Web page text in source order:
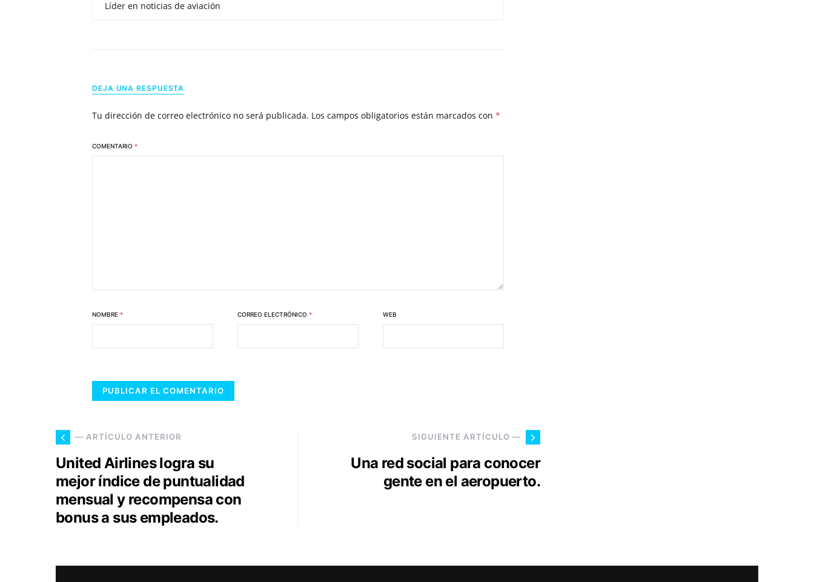
Líder en noticias de aviación
DEJA UNA RESPUESTA
Tu dirección de correo electrónico no será publicada. Los campos obligatorios están marcados con *
COMENTARIO *
NOMBRE * CORREO ELECTRÓNICO * WEB
— ARTÍCULO ANTERIOR
United Airlines logra su
mejor índice de puntualidad
mensual y recompensa con
bonus a sus empleados.
SIGUIENTE ARTÍCULO —
Una red social para conocer
gente en el aeropuerto.